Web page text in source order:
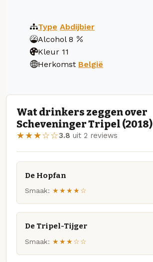
Type Abdijbier
Alcohol 8
Kleur 11
Herkomst België
Wat drinkers zeggen over
Scheveninger Tripel (2018)
★★★☆☆3.8 uit 2 reviews
De Hopfan
Smaak: ★★★★☆
De Tripel-Tijger
Smaak: ★★★☆☆